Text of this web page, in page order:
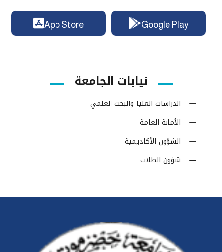
Google Play
App Store
نيابات الجامعة
الدراسات العليا والبحث العلمي
الأمانة العامة
الشؤون الأكاديمية
شؤون الطلاب